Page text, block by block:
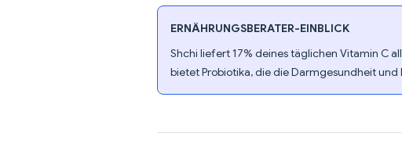
ERNÄHRUNGSBERATER-EINBLICK
Shchi liefert 17% deines täglichen Vitamin C
bietet Probiotika, die die Darmgesundheit